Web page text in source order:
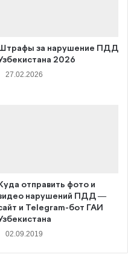
за нарушение ПДД
2026
27.02.2026
отправить фото и
нарушений ПДД —
и Telegram-бот ГАИ
02.09.2019